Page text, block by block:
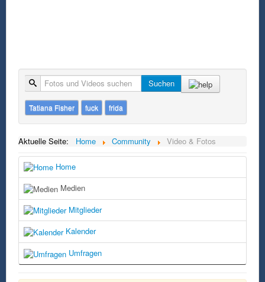
Suche Suchen
Tatiana Fisher fuck frida
Aktuelle Seite: Home Community Video & Fotos
Home
Medien
Mitglieder
Kalender
Umfragen